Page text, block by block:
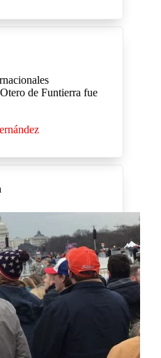
de Funtierra fue